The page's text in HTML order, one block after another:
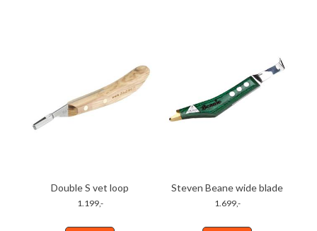
Double S vet loop
1.199,-
Steven Beane wide blade
1.699,-